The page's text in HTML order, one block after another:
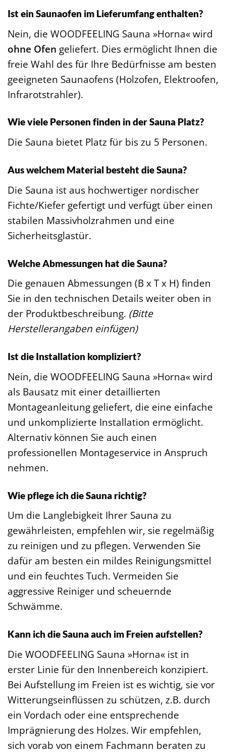
Ist ein Saunaofen im Lieferumfang enthalten?
Nein, die WOODFEELING Sauna »Horna« wird
ohne Ofen geliefert. Dies ermöglicht Ihnen die
freie Wahl des für Ihre Bedürfnisse am besten
geeigneten Saunaofens (Holzofen, Elektroofen,
Infrarotstrahler).
Wie viele Personen finden in der Sauna Platz?
Die Sauna bietet Platz für bis zu 5 Personen.
Aus welchem Material besteht die Sauna?
Die Sauna ist aus hochwertiger nordischer
Fichte/Kiefer gefertigt und verfügt über einen
stabilen Massivholzrahmen und eine
Sicherheitsglastür.
Welche Abmessungen hat die Sauna?
Die genauen Abmessungen (B x T x H) finden
Sie in den technischen Details weiter oben in
der Produktbeschreibung. (Bitte
Herstellerangaben einfügen)
Ist die Installation kompliziert?
Nein, die WOODFEELING Sauna »Horna« wird
als Bausatz mit einer detaillierten
Montageanleitung geliefert, die eine einfache
und unkomplizierte Installation ermöglicht.
Alternativ können Sie auch einen
professionellen Montageservice in Anspruch
nehmen.
Wie pflege ich die Sauna richtig?
Um die Langlebigkeit Ihrer Sauna zu
gewährleisten, empfehlen wir, sie regelmäßig
zu reinigen und zu pflegen. Verwenden Sie
dafür am besten ein mildes Reinigungsmittel
und ein feuchtes Tuch. Vermeiden Sie
aggressive Reiniger und scheuernde
Schwämme.
Kann ich die Sauna auch im Freien aufstellen?
Die WOODFEELING Sauna »Horna« ist in
erster Linie für den Innenbereich konzipiert.
Bei Aufstellung im Freien ist es wichtig, sie vor
Witterungseinflüssen zu schützen, z.B. durch
ein Vordach oder eine entsprechende
Imprägnierung des Holzes. Wir empfehlen,
sich vorab von einem Fachmann beraten zu